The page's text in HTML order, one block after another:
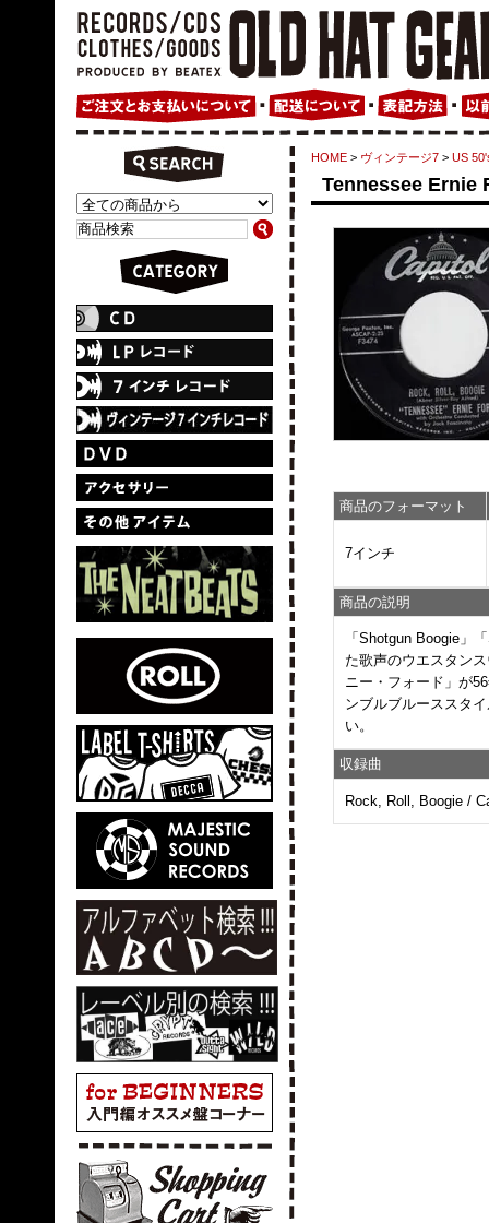
HOME > ヴィンテージ7 > US
Tennessee Ernie
商品のフォーマット
7インチ
商品の説明
「Shotgun Boogie」
た歌声のウエスタン
ニー・フォード」が
ンブルブルーススタ
い。
収録曲
Rock, Roll, Boogie /